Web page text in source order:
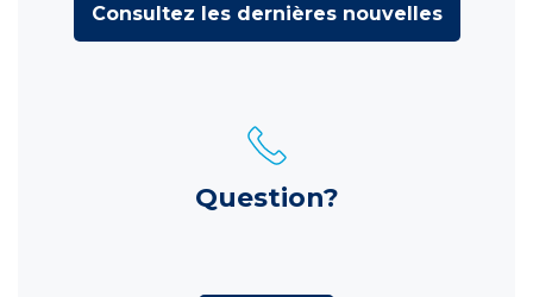
Consultez les dernières nouvelles
Question?